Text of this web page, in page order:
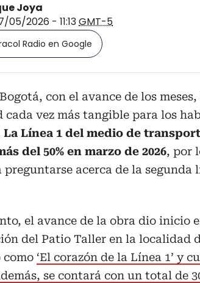
Joya
05/2026 - 11:13GMT-5
Radio en Google
con el avance de los
cada vez más tangible para los
La Línea 1 del medio de
del 50% en marzo de 2026, por
preguntarse acerca de la segunda
el avance de la obra dio inicio
del Patio Taller en la localidad
como ‘El corazón de la Línea 1’ y
se contará con un total de